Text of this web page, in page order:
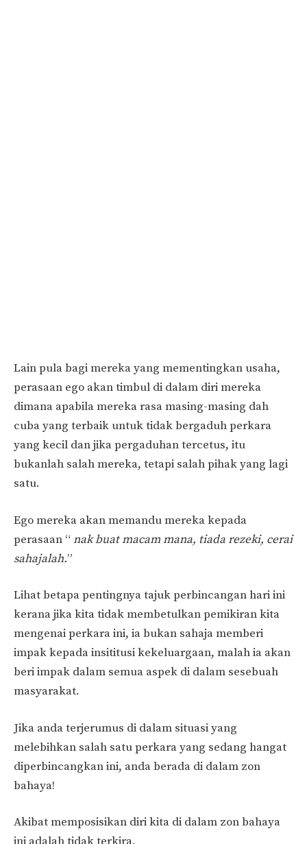
Lain pula bagi mereka yang mementingkan usaha,
perasaan ego akan timbul di dalam diri mereka
dimana apabila mereka rasa masing-masing dah
cuba yang terbaik untuk tidak bergaduh perkara
yang kecil dan jika pergaduhan tercetus, itu
bukanlah salah mereka, tetapi salah pihak yang lagi
satu.
Ego mereka akan memandu mereka kepada
perasaan “nak buat macam mana, tiada rezeki, cerai
sahajalah.”
Lihat betapa pentingnya tajuk perbincangan hari ini
kerana jika kita tidak membetulkan pemikiran kita
mengenai perkara ini, ia bukan sahaja memberi
impak kepada insititusi kekeluargaan, malah ia akan
beri impak dalam semua aspek di dalam sesebuah
masyarakat.
Jika anda terjerumus di dalam situasi yang
melebihkan salah satu perkara yang sedang hangat
diperbincangkan ini, anda berada di dalam zon
bahaya!
Akibat memposisikan diri kita di dalam zon bahaya